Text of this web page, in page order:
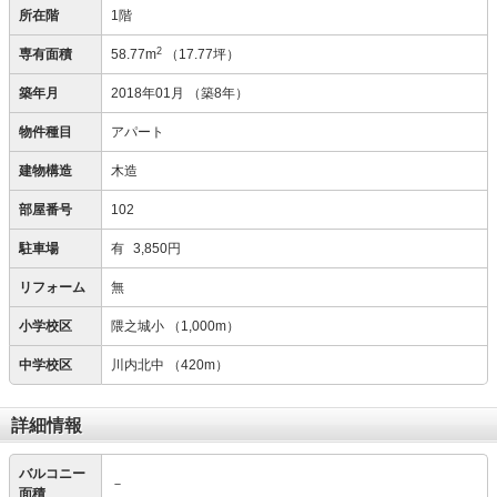
所在階 1階
専有面積 58.77m2 （17.77坪）
築年月 2018年01月 （築8年）
物件種目 アパート
建物構造 木造
部屋番号 102
駐車場 有 3,850円
リフォーム 無
小学校区 隈之城小 （1,000m）
中学校区 川内北中 （420m）
詳細情報
バルコニー
面積
－